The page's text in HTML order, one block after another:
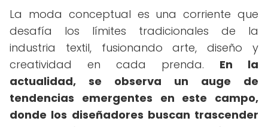
La moda conceptual es una corriente que
desafía los límites tradicionales de la
industria textil, fusionando arte, diseño y
creatividad en cada prenda. En la
actualidad, se observa un auge de
tendencias emergentes en este campo,
donde los diseñadores buscan trascender